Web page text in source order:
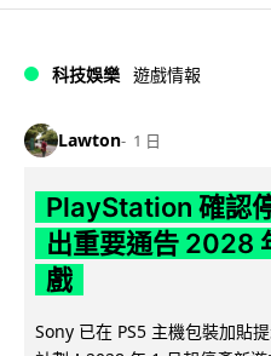
科技娛樂 遊戲情報
Lawton 1 日
PlayStation 確認
出重要通告 2028
戲
Sony 已在 PS5 主機包裝加貼